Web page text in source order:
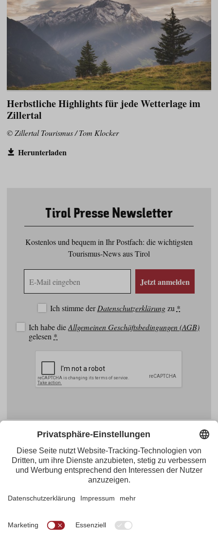
Herbstliche Highlights für jede Wetterlage im
Zillertal
© Zillertal Tourismus / Tom Klocker
Herunterladen
Tirol Presse Newsletter
Kostenlos und bequem in Ihr Postfach: die wichtigsten
Tourismus-News aus Tirol
Mail
Jetzt anmelden
Ich stimme derDatenschutzerklärungzu *
Ich habe dieAllgemeinen Geschäftsbedingungen (AGB)
gelesen *
Tirol Werbung
Maria-Theresien-Straße 55 · 6020 Innsbruck
+43.512.5320-656· presse@tirol.at
RSS-Feeds
Impressum
Instagram